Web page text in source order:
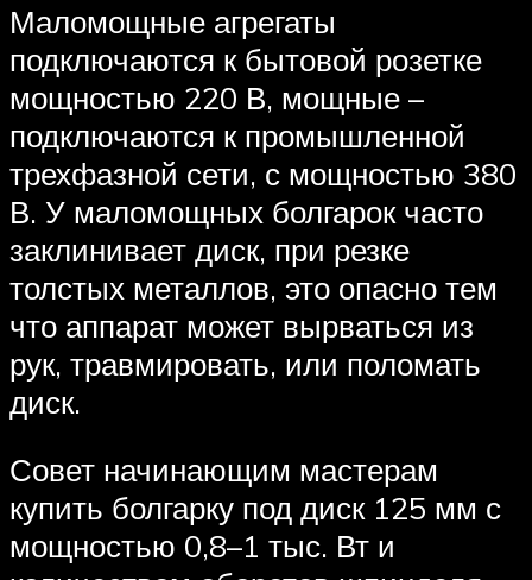
Маломощные агрегаты
подключаются к бытовой розетке
мощностью 220 В, мощные –
подключаются к промышленной
трехфазной сети, с мощностью 380
В. У маломощных болгарок часто
заклинивает диск, при резке
толстых металлов, это опасно тем
что аппарат может вырваться из
рук, травмировать, или поломать
диск.
Совет начинающим мастерам
купить болгарку под диск 125 мм с
мощностью 0,8–1 тыс. Вт и